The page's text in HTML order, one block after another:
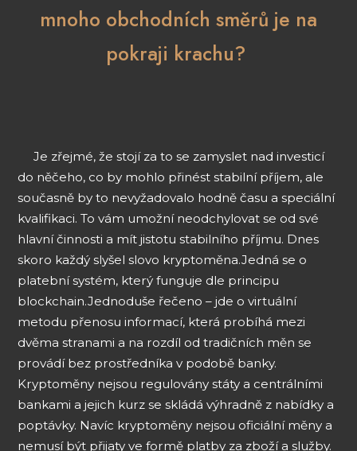
mnoho obchodních směrů je na
pokraji krachu?
Je zřejmé, že stojí za to se zamyslet nad investicí
do něčeho, co by mohlo přinést stabilní příjem, ale
současně by to nevyžadovalo hodně času a speciální
kvalifikaci. To vám umožní neodchylovat se od své
hlavní činnosti a mít jistotu stabilního příjmu. Dnes
skoro každý slyšel slovo kryptoměna.Jedná se o
platební systém, který funguje dle principu
blockchain.Jednoduše řečeno – jde o virtuální
metodu přenosu informací, která probíhá mezi
dvěma stranami a na rozdíl od tradičních měn se
provádí bez prostředníka v podobě banky.
Kryptoměny nejsou regulovány státy a centrálními
bankami a jejich kurz se skládá výhradně z nabídky a
poptávky. Navíc kryptoměny nejsou oficiální měny a
nemusí být přijaty ve formě platby za zboží a služby.